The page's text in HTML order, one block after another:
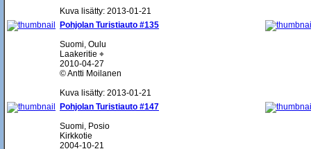
Kuva lisätty: 2013-01-21
Pohjolan Turistiauto #135
Suomi, Oulu
Laakeritie ⌖
2010-04-27
© Antti Moilanen
Kuva lisätty: 2013-01-21
Pohjolan Turistiauto #147
Suomi, Posio
Kirkkotie
2004-10-21